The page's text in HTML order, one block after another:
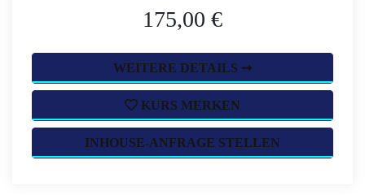
175,00 €
WEITERE DETAILS ➞
KURS MERKEN
INHOUSE-ANFRAGE STELLEN